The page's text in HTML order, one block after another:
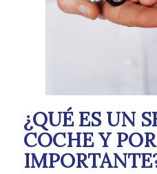
¿QUÉ ES UN
COCHE Y